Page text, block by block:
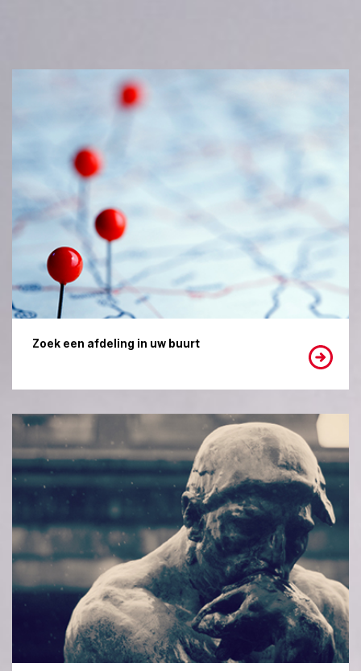
Zoek een afdeling in uw buurt